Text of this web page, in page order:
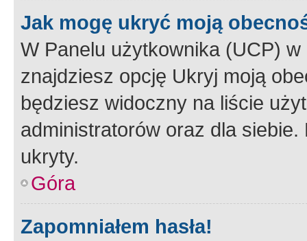
Jak mogę ukryć moją
W Panelu użytkownika (UCP) w
znajdziesz opcję Ukryj moją
będziesz widoczny na liście
administratorów oraz dla
ukryty.
Góra
Zapomniałem hasła!